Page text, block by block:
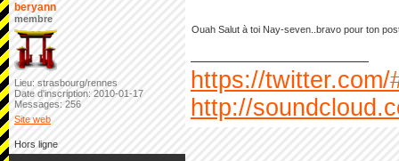
beryann
membre
Lieu: strasbourg/rennes
Date d'inscription: 2010-01-17
Messages: 256
Site web
Ouah Salut à toi Nay-seven..bravo pour ton
https://twitter.com/
http://
Hors ligne